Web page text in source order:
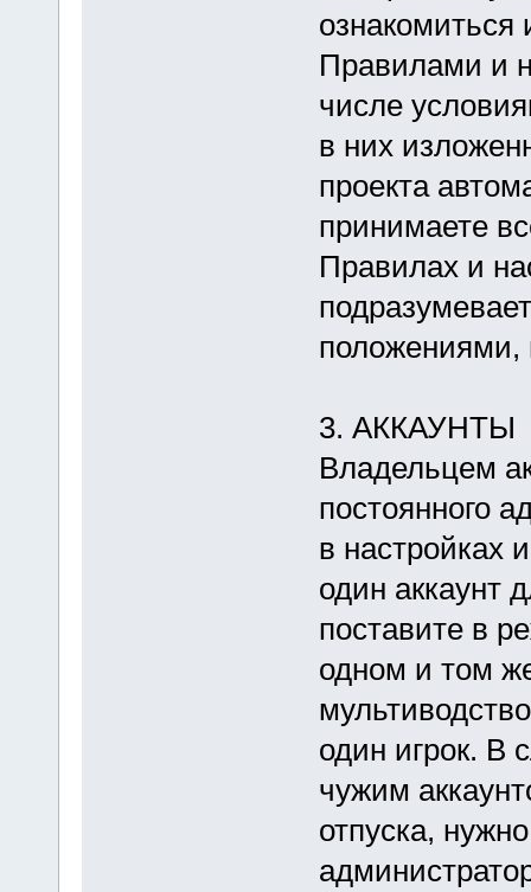
ознакомиться
Правилами и
числе
в них
проекта
принимаете
Правилах и
3. АККАУНТЫ
Владельцем
постоянного
в настройках
один аккаунт
поставите в
одном и том
один игрок. В
чужим
отпуска,